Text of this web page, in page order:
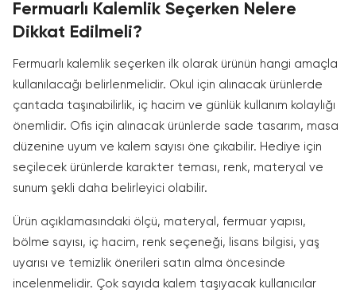
Fermuarlı Kalemlik Seçerken Nelere
Dikkat Edilmeli?
Fermuarlı kalemlik seçerken ilk olarak ürünün hangi amaçla
kullanılacağı belirlenmelidir. Okul için alınacak ürünlerde
çantada taşınabilirlik, iç hacim ve günlük kullanım kolaylığı
önemlidir. Ofis için alınacak ürünlerde sade tasarım, masa
düzenine uyum ve kalem sayısı öne çıkabilir. Hediye için
seçilecek ürünlerde karakter teması, renk, materyal ve
sunum şekli daha belirleyici olabilir.
Ürün açıklamasındaki ölçü, materyal, fermuar yapısı,
bölme sayısı, iç hacim, renk seçeneği, lisans bilgisi, yaş
uyarısı ve temizlik önerileri satın alma öncesinde
incelenmelidir. Çok sayıda kalem taşıyacak kullanıcılar